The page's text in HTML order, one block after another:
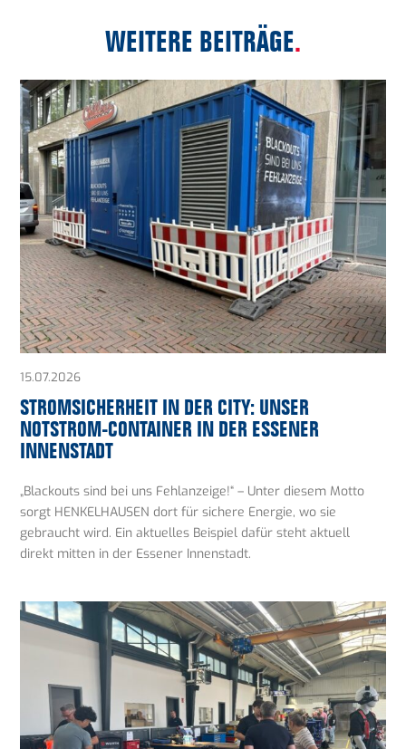
WEITERE BEITRÄGE.
15.07.2026
STROMSICHERHEIT IN DER CITY: UNSER
NOTSTROM-CONTAINER IN DER ESSENER
INNENSTADT
„Blackouts sind bei uns Fehlanzeige!“ – Unter diesem Motto
sorgt HENKELHAUSEN dort für sichere Energie, wo sie
gebraucht wird. Ein aktuelles Beispiel dafür steht aktuell
direkt mitten in der Essener Innenstadt.